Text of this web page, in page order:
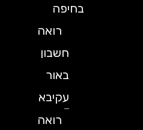
בחיפה
רואה
חשבון
באור
עקיבא
רואה